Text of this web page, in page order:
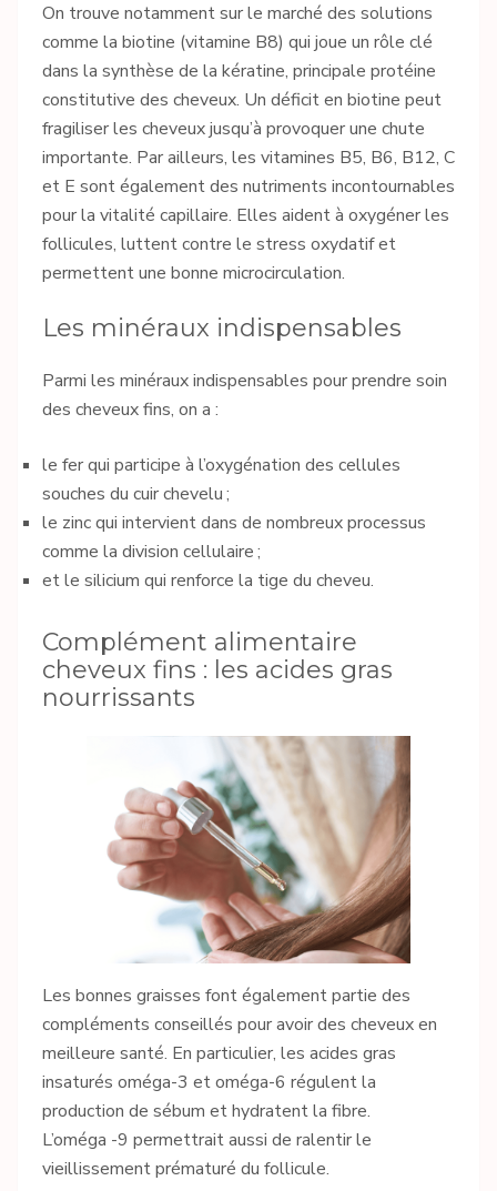
On trouve notamment sur le marché des solutions
comme la biotine (vitamine B8) qui joue un rôle clé
dans la synthèse de la kératine, principale protéine
constitutive des cheveux. Un déficit en biotine peut
fragiliser les cheveux jusqu’à provoquer une chute
importante. Par ailleurs, les vitamines B5, B6, B12, C
et E sont également des nutriments incontournables
pour la vitalité capillaire. Elles aident à oxygéner les
follicules, luttent contre le stress oxydatif et
permettent une bonne microcirculation.
Les minéraux indispensables
Parmi les minéraux indispensables pour prendre soin
des cheveux fins, on a :
le fer qui participe à l’oxygénation des cellules
souches du cuir chevelu ;
le zinc qui intervient dans de nombreux processus
comme la division cellulaire ;
et le silicium qui renforce la tige du cheveu.
Complément alimentaire
cheveux fins : les acides gras
nourrissants
Les bonnes graisses font également partie des
compléments conseillés pour avoir des cheveux en
meilleure santé. En particulier, les acides gras
insaturés oméga-3 et oméga-6 régulent la
production de sébum et hydratent la fibre.
L’oméga -9 permettrait aussi de ralentir le
vieillissement prématuré du follicule.